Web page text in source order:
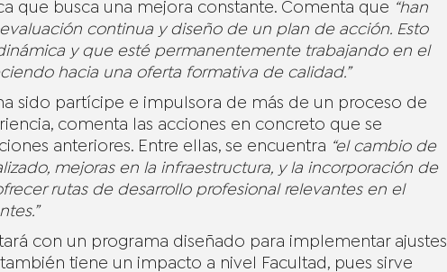
que busca una mejora constante. Comenta que “han
continua y diseño de un plan de acción. Esto
y que esté permanentemente trabajando en el
hacia una oferta formativa de calidad.”
sido partícipe e impulsora de más de un proceso de
comenta las acciones en concreto que se
anteriores. Entre ellas, se encuentra “el cambio de
mejoras en la infraestructura, y la incorporación de
rutas de desarrollo profesional relevantes en el
con un programa diseñado para implementar ajustes
tiene un impacto a nivel Facultad, pues sirve